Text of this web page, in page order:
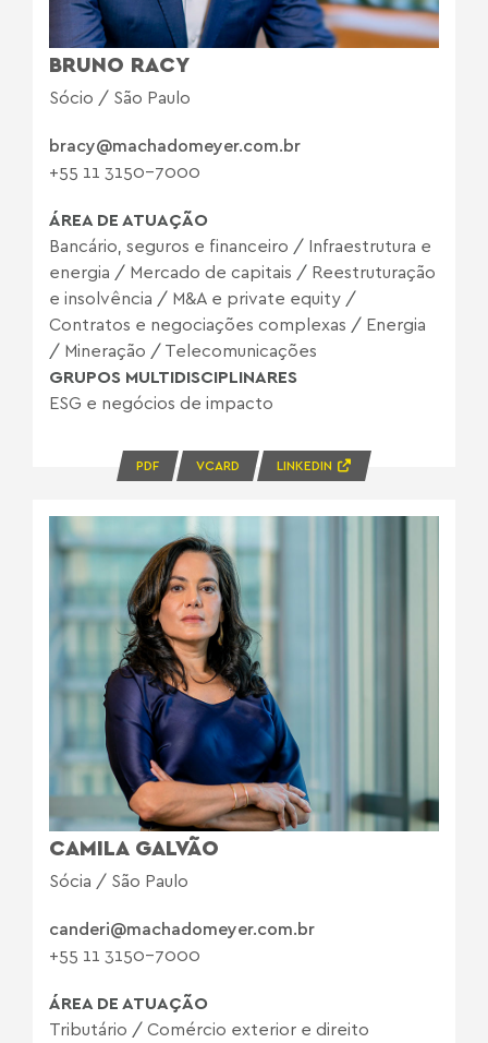
BRUNO RACY
Sócio / São Paulo
bracy@machadomeyer.com.br
+55 11 3150-7000
ÁREA DE ATUAÇÃO
Bancário, seguros e financeiro / Infraestrutura e
energia / Mercado de capitais / Reestruturação
e insolvência / M&A e private equity /
Contratos e negociações complexas / Energia
/ Mineração / Telecomunicações
GRUPOS MULTIDISCIPLINARES
ESG e negócios de impacto
PDF VCARD LINKEDIN
CAMILA GALVÃO
Sócia / São Paulo
canderi@machadomeyer.com.br
+55 11 3150-7000
ÁREA DE ATUAÇÃO
Tributário / Comércio exterior e direito